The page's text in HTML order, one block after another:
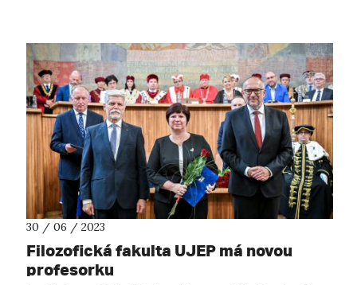
30 / 06 / 2023
Filozofická fakulta UJEP má novou
profesorku